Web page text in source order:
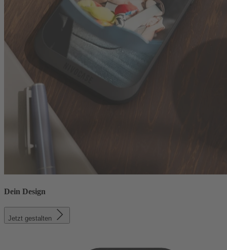
Dein Design
Jetzt gestalten